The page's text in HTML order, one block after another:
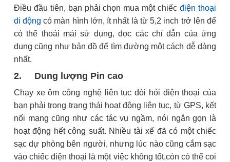
Điều đầu tiên, bạn phải chọn mua một chiếc điện thoại
di động có màn hình lớn, ít nhất là từ 5,2 inch trở lên để
có thể thoải mái sử dụng, đọc các chỉ dẫn của ứng
dụng cũng như bản đồ để tìm đường một cách dễ dàng
nhất.
2. Dung lượng Pin cao
Chạy xe ôm công nghệ liên tục đòi hỏi điện thoại của
bạn phải trong trạng thái hoạt động liên tục, từ GPS, kết
nối mạng cũng như các tác vụ ngầm, nói ngắn gọn là
hoạt động hết công suất. Nhiều tài xế đã có một chiếc
sạc dự phòng bên người, nhưng lúc nào cũng cắm sạc
vào chiếc điện thoại là một việc không tốt,còn có thể coi